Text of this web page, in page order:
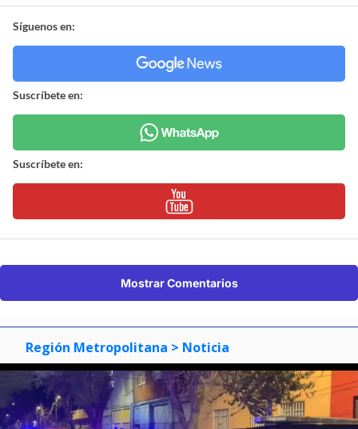
Síguenos en:
Suscríbete en:
Suscríbete en:
Mostrar Comentarios
Región Metropolitana > Noticia